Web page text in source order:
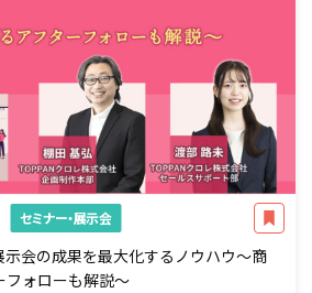
セミナー・展示会
示会の成果を最大化するノウハウ～商
フォローも解説～